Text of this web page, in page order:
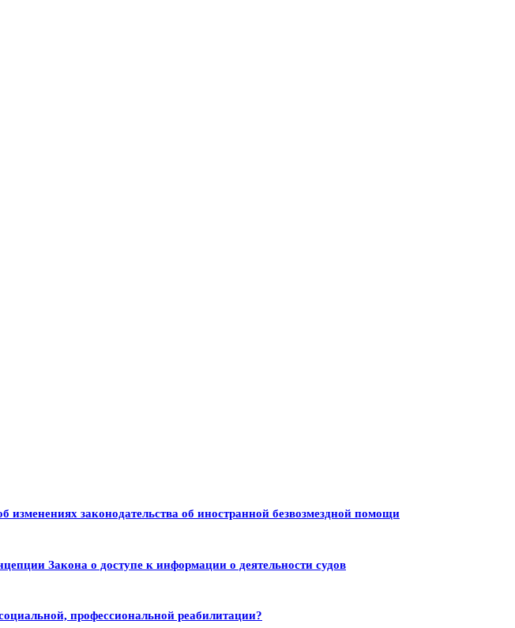
законодательства об иностранной безвозмездной помощи
Закона о доступе к информации о деятельности судов
профессиональной реабилитации?